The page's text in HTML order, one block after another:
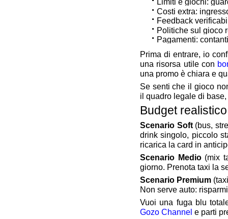
Costi extra:
Feedback
Politiche sul gioco
Pagamenti:
Prima di entrare, io
una risorsa utile con
una promo è chiara e
Se senti che il gioco
il quadro legale di
Budget
Scenario Soft(bus,
drink singolo, piccolo
ricarica la card in
Scenario Medio(mix
giorno. Prenota taxi la
Scenario Premium
Non serve auto:
Vuoi una fuga blu
Gozo Channel e parti